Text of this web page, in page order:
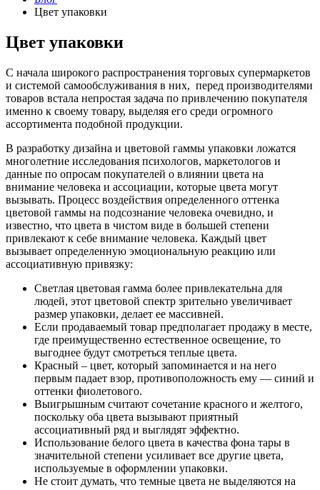
Цвет упаковки
Цвет упаковки
С начала широкого распространения торговых супермаркетов
и системой самообслуживания в них, перед производителями
товаров встала непростая задача по привлечению покупателя
именно к своему товару, выделяя его среди огромного
ассортимента подобной продукции.
В разработку дизайна и цветовой гаммы упаковки ложатся
многолетние исследования психологов, маркетологов и
данные по опросам покупателей о влиянии цвета на
внимание человека и ассоциации, которые цвета могут
вызывать. Процесс воздействия определенного оттенка
цветовой гаммы на подсознание человека очевидно, и
известно, что цвета в чистом виде в большей степени
привлекают к себе внимание человека. Каждый цвет
вызывает определенную эмоциональную реакцию или
ассоциативную привязку:
Светлая цветовая гамма более привлекательна для
людей, этот цветовой спектр зрительно увеличивает
размер упаковки, делает ее массивней.
Если продаваемый товар предполагает продажу в месте,
где преимущественно естественное освещение, то
выгоднее будут смотреться теплые цвета.
Красный – цвет, который запоминается и на него
первым падает взор, противоположность ему — синий и
оттенки фиолетового.
Выигрышным считают сочетание красного и желтого,
поскольку оба цвета вызывают приятный
ассоциативный ряд и выглядят эффектно.
Использование белого цвета в качества фона тары в
значительной степени усиливает все другие цвета,
используемые в оформлении упаковки.
Не стоит думать, что темные цвета не выделяются на